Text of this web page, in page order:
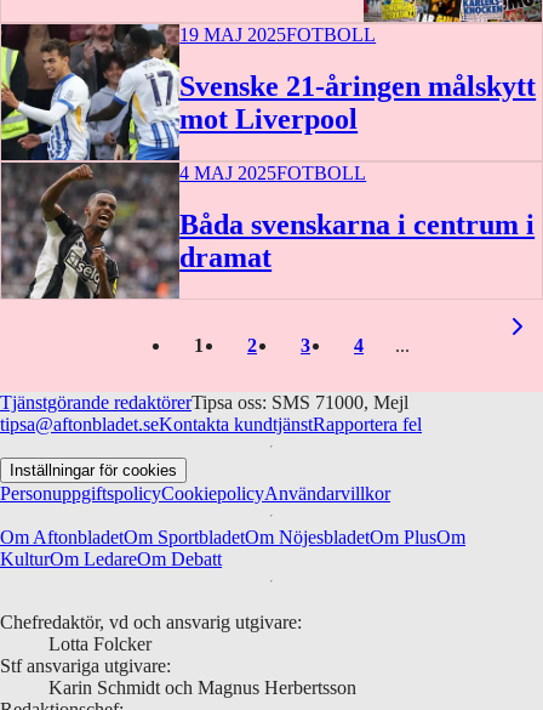
19 MAJ 2025FOTBOLL
Svenske 21-åringen målskytt
mot Liverpool
4 MAJ 2025FOTBOLL
Båda svenskarna i centrum i
dramat
1 2 3 4
Tjänstgörande redaktörerTipsa oss: SMS 71000, Mejl
tipsa@aftonbladet.seKontakta kundtjänstRapportera fel
Inställningar för cookies
PersonuppgiftspolicyCookiepolicyAnvändarvillkor
Om AftonbladetOm SportbladetOm NöjesbladetOm PlusOm
KulturOm LedareOm Debatt
Chefredaktör, vd och ansvarig utgivare:
Lotta Folcker
Stf ansvariga utgivare:
Karin Schmidt och Magnus Herbertsson